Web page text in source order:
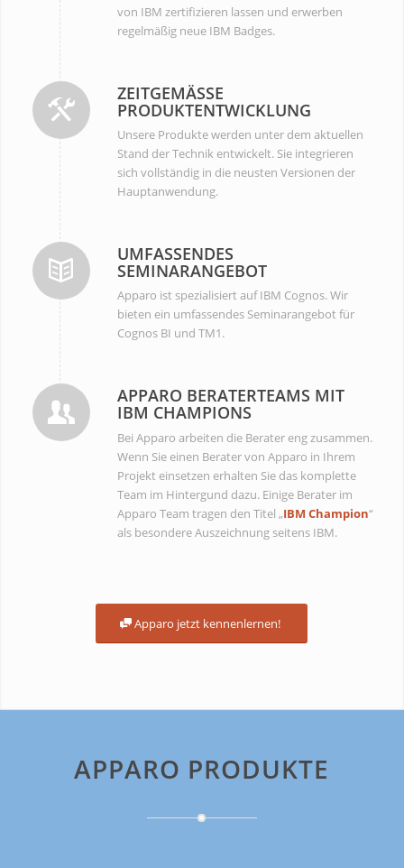
von IBM zertifizieren lassen und erwerben
regelmäßig neue IBM Badges.
ZEITGEMÄSSE P
RODUKTENTWICKLUNG
Unsere Produkte werden unter dem aktuellen
Stand der Technik entwickelt. Sie integrieren
sich vollständig in die neusten Versionen der
Hauptanwendung.
UMFASSENDES
SEMINARANGEBOT
Apparo ist spezialisiert auf IBM Cognos. Wir
bieten ein umfassendes Seminarangebot für
Cognos BI und TM1.
APPARO BERATERTEAMS MIT
IBM CHAMPIONS
Bei Apparo arbeiten die Berater eng zusammen.
Wenn Sie einen Berater von Apparo in Ihrem
Projekt einsetzen erhalten Sie das komplette
Team im Hintergund dazu. Einige Berater im
Apparo Team tragen den Titel „IBM Champion“
als besondere Auszeichnung seitens IBM.
Apparo jetzt kennenlernen!
APPARO PRODUKTE